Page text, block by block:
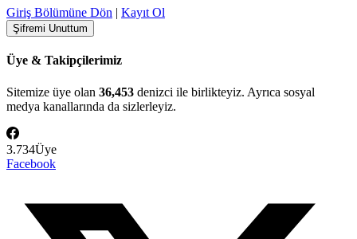
Giriş Bölümüne Dön | Kayıt Ol
Üye & Takipçilerimiz
Sitemize üye olan 36,453 denizci ile birlikteyiz. Ayrıca sosyal
medya kanallarında da sizlerleyiz.
3.734Üye
Facebook